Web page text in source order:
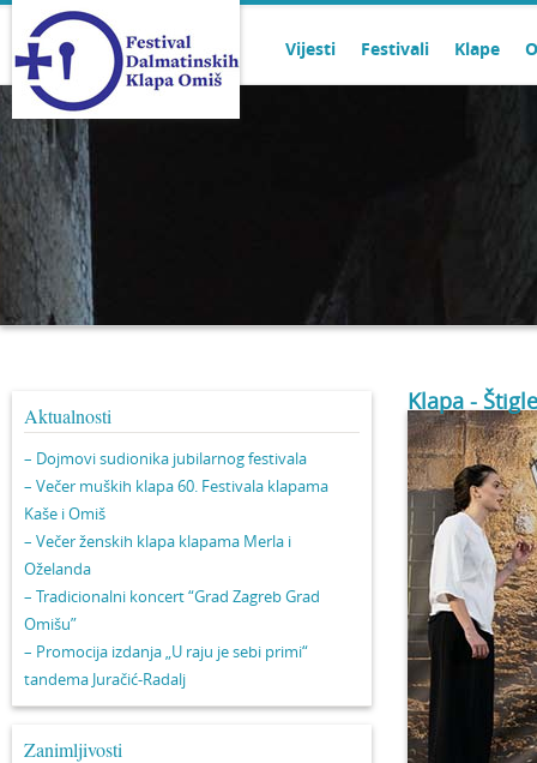
Vijesti Festivali Klape
Aktualnosti
– Dojmovi sudionika jubilarnog festivala
– Večer muških klapa 60. Festivala klapama
Kaše i Omiš
– Večer ženskih klapa klapama Merla i
Oželanda
– Tradicionalni koncert “Grad Zagreb Grad
Omišu”
– Promocija izdanja „U raju je sebi primi“
tandema Juračić-Radalj
Zanimljivosti
Klapa -